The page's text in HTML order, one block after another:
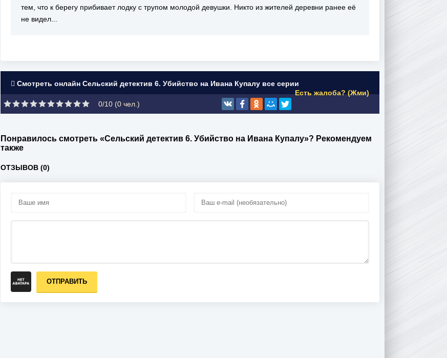
тем, что к берегу прибивает лодку с трупом молодой девушки. Никто из жителей деревни ранее её
не видел...
Смотреть онлайн Сельский детектив 6. Убийство на Ивана Купалу все серии
Есть жалоба? (Жми)
0/10 (0 чел.)
Понравилось смотреть «Сельский детектив 6. Убийство на Ивана Купалу»? Рекомендуем
также
ОТЗЫВОВ (0)
ОТПРАВИТЬ